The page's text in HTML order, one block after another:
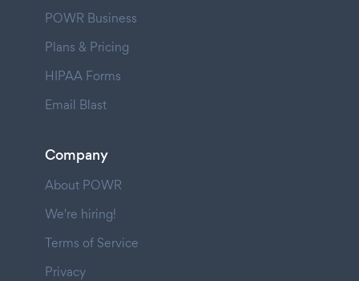
POWR Business
Plans & Pricing
HIPAA Forms
Email Blast
Company
About POWR
We're hiring!
Terms of Service
Privacy